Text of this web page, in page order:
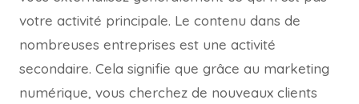
votre activité principale. Le contenu dans de
nombreuses entreprises est une activité
secondaire. Cela signifie que grâce au marketing
numérique, vous cherchez de nouveaux clients